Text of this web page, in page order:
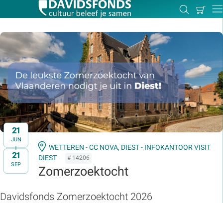
Zoeken
Mijn
21
JUN
t/m
21
SEP
WETTEREN - CC NOVA, DIEST - INFOKANTOOR VISIT
DIEST
# 14206
Zomerzoektocht
Davidsfonds Zomerzoektocht 2026
Zoek:
Zoeken